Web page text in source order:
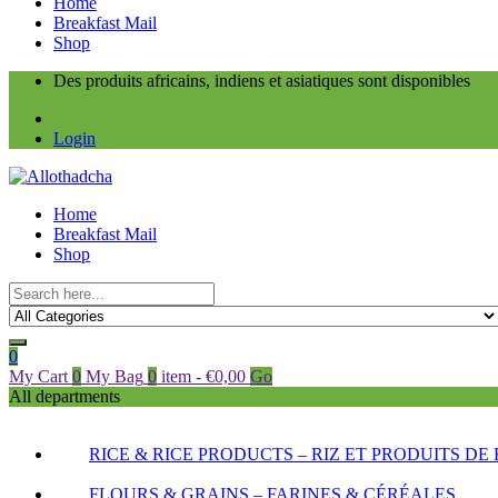
Breakfast Mail
Shop
Des produits africains, indiens et asiatiques sont disponibles
Login
Home
Breakfast Mail
Shop
0
My Cart 0 My Bag 0 item - €0,00 Go
All departments
RICE & RICE PRODUCTS – RIZ ET PRODUITS DE
FLOURS & GRAINS – FARINES & CÉRÉALES